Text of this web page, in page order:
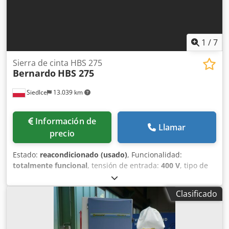
1 /7
Siedlce 13.039 km
Sierra de cinta HBS 275
Bernardo HBS 275
Información de
precio
Llamar
Estado: reacondicionado (usado), Funcionalidad:
totalmente funcional, tensión de entrada: 400 V, tipo de
, Equipamiento:
modelo Bernardo HBS 275 es uno de los modelos de
sierras de cinta más conocidos y valorados en Europa. En
este segmento de procesamiento, es sin duda la mejor
opción. Sierra de cinta precisa para aplicaciones
Clasificado